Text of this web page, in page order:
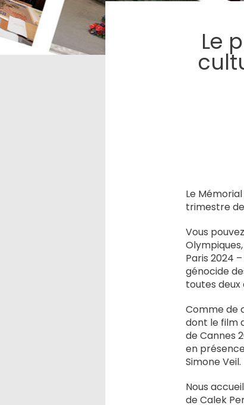
Le
Le
trimestre
Vous
Paris 2024
génocide
toutes deux
Comme de
dont le film
de Cannes
en
Simone Veil.
Nous
de Calek